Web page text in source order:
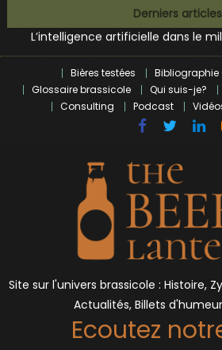
to
Derniers articles
L’intelligence artificielle dans le
BrewDog racheté par Tilray pour
Bières et célébrités
Bières testées
Bibliographie
Glossaire brassicole
Qui suis-je?
Consulting
Podcast
Site sur l'univers brassicole : Histoire,
Actualités, Billets
Ecoutez